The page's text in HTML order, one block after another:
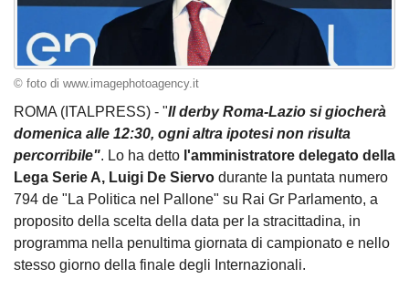
© foto di www.imagephotoagency.it
ROMA (ITALPRESS) - "Il derby Roma-Lazio si giocherà
domenica alle 12:30, ogni altra ipotesi non risulta
percorribile". Lo ha detto l'amministratore delegato della
Lega Serie A, Luigi De Siervo durante la puntata numero
794 de "La Politica nel Pallone" su Rai Gr Parlamento, a
proposito della scelta della data per la stracittadina, in
programma nella penultima giornata di campionato e nello
stesso giorno della finale degli Internazionali.